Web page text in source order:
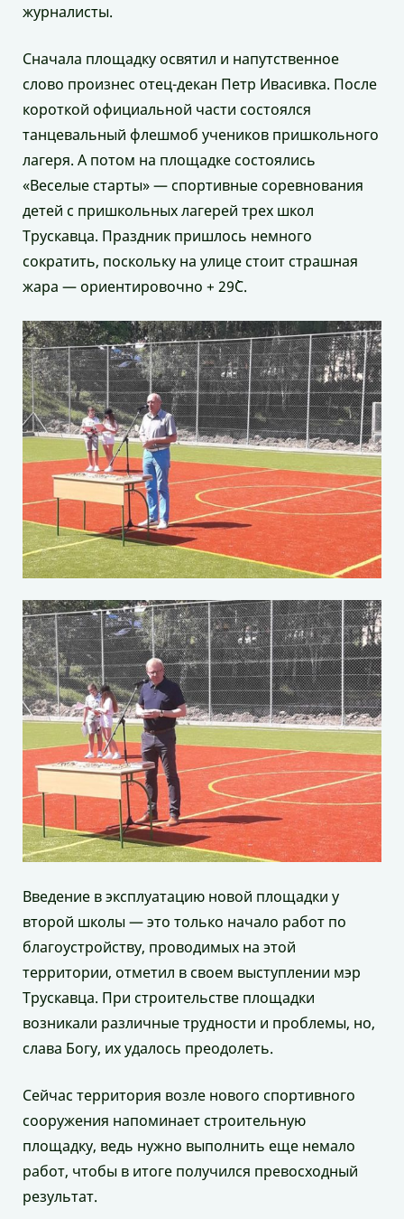
журналисты.
Сначала площадку освятил и напутственное
слово произнес отец-декан Петр Ивасивка. После
короткой официальной части состоялся
танцевальный флешмоб учеников пришкольного
лагеря. А потом на площадке состоялись
«Веселые старты» — спортивные соревнования
детей с пришкольных лагерей трех школ
Трускавца. Праздник пришлось немного
сократить, поскольку на улице стоит страшная
жара — ориентировочно + 29`С.
Введение в эксплуатацию новой площадки у
второй школы — это только начало работ по
благоустройству, проводимых на этой
территории, отметил в своем выступлении мэр
Трускавца. При строительстве площадки
возникали различные трудности и проблемы, но,
слава Богу, их удалось преодолеть.
Сейчас территория возле нового спортивного
сооружения напоминает строительную
площадку, ведь нужно выполнить еще немало
работ, чтобы в итоге получился превосходный
результат.